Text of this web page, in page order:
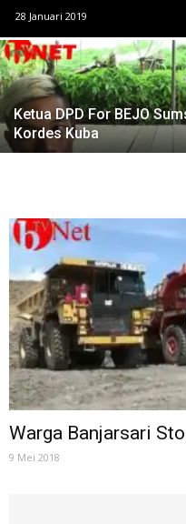
28 Januari 2019
Ketua DPD For BEJO
Kordes Kuba
Warga Banjarsari
9 Mei 2018